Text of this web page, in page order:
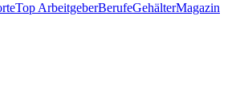
Top ArbeitgeberBerufeGehälterMagazin